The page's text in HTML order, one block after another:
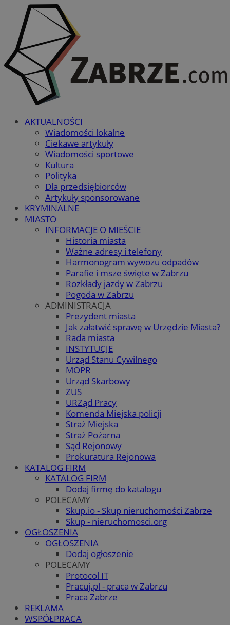
AKTUALNOŚCI
Wiadomości lokalne
Ciekawe artykuły
Wiadomości sportowe
Kultura
Polityka
Dla przedsiębiorców
Artykuły sponsorowane
KRYMINALNE
MIASTO
INFORMACJE O MIEŚCIE
Historia miasta
Ważne adresy i telefony
Harmonogram wywozu odpadów
Parafie i msze święte w Zabrzu
Rozkłady jazdy w Zabrzu
Pogoda w Zabrzu
ADMINISTRACJA
Prezydent miasta
Jak załatwić sprawę w Urzędzie Miasta?
Rada miasta
INSTYTUCJE
Urząd Stanu Cywilnego
MOPR
Urząd Skarbowy
ZUS
URZąd Pracy
Komenda Miejska policji
Straż Miejska
Straż Pożarna
Sąd Rejonowy
Prokuratura Rejonowa
KATALOG FIRM
KATALOG FIRM
Dodaj firmę do katalogu
POLECAMY
Skup.io - Skup nieruchomości Zabrze
Skup - nieruchomosci.org
OGŁOSZENIA
OGŁOSZENIA
Dodaj ogłoszenie
POLECAMY
Protocol IT
Pracuj.pl - praca w Zabrzu
Praca Zabrze
REKLAMA
WSPÓŁPRACA